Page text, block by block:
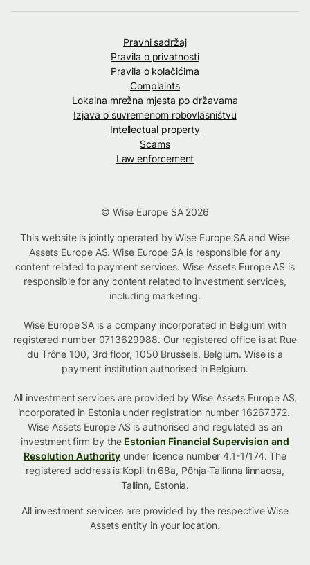
Pravni sadržaj
Pravila o privatnosti
Pravila o kolačićima
Complaints
Lokalna mrežna mjesta po državama
Izjava o suvremenom robovlasništvu
Intellectual property
Scams
Law enforcement
© Wise Europe SA 2026
This website is jointly operated by Wise Europe SA and Wise
Assets Europe AS. Wise Europe SA is responsible for any
content related to payment services. Wise Assets Europe AS is
responsible for any content related to investment services,
including marketing.
Wise Europe SA is a company incorporated in Belgium with
registered number 0713629988. Our registered office is at Rue
du Trône 100, 3rd floor, 1050 Brussels, Belgium. Wise is a
payment institution authorised in Belgium.
All investment services are provided by Wise Assets Europe AS,
incorporated in Estonia under registration number 16267372.
Wise Assets Europe AS is authorised and regulated as an
investment firm by the Estonian Financial Supervision and
Resolution Authority under licence number 4.1-1/174. The
registered address is Kopli tn 68a, Põhja-Tallinna linnaosa,
Tallinn, Estonia.
All investment services are provided by the respective Wise
Assetsentity in your location.